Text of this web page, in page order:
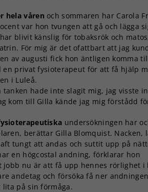
hela våren och sommaren har Carola
var hon tvungen att gå och lägga
har blivit känslig för tobaksrök och
För mig är det ofattbart att jag
av augusti fick hon äntligen komma
en privat fysioterapeut för att få hjälp
i Luleå.
tanken hade inte slagit mig, jag visste
kom till Gilla kände jag mig förstådd
undersökningen har
berättar Gilla Blomquist. Nacken,
tungt att andas och suttit upp på
en högcostal andning, förklarar hon
jobb nu är att få upp hennes rörlighet
andetag och försöka få ner
lita på sin förmåga.